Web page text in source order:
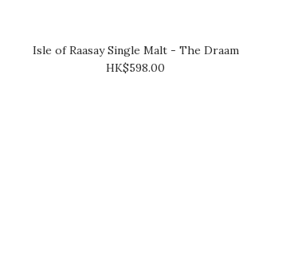
Isle of Raasay Single Malt - The Draam
HK$598.00